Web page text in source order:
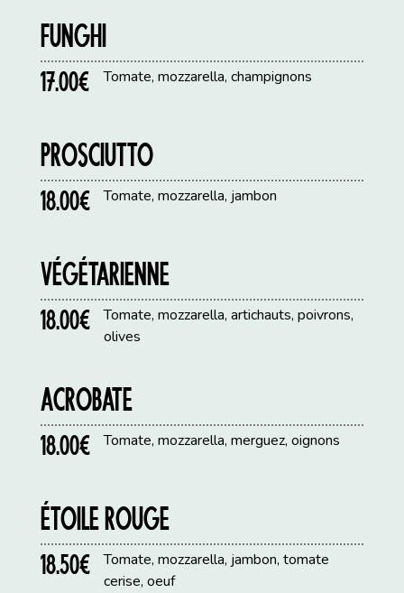
FUNGHI
17.00€ Tomate, mozzarella, champignons
PROSCIUTTO
18.00€ Tomate, mozzarella, jambon
VÉGÉTARIENNE
18.00€
Tomate, mozzarella, artichauts, poivrons,
olives
ACROBATE
18.00€ Tomate, mozzarella, merguez, oignons
ÉTOILE ROUGE
18.50€
Tomate, mozzarella, jambon, tomate
cerise, oeuf